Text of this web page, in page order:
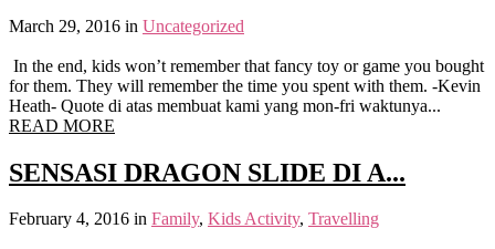
March 29, 2016 in Uncategorized
In the end, kids won’t remember that fancy toy or game you bought
for them. They will remember the time you spent with them. -Kevin
Heath- Quote di atas membuat kami yang mon-fri waktunya...
READ MORE
SENSASI DRAGON SLIDE DI A...
February 4, 2016 in Family, Kids Activity, Travelling